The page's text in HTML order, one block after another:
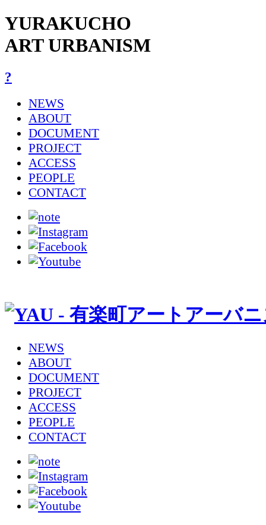
YURAKUCHO
ART URBANISM
?
NEWS
ABOUT
DOCUMENT
PROJECT
ACCESS
PEOPLE
CONTACT
NEWS
ABOUT
DOCUMENT
PROJECT
ACCESS
PEOPLE
CONTACT